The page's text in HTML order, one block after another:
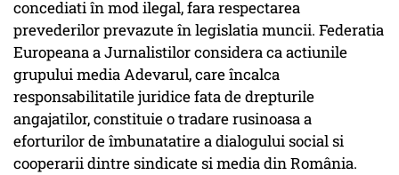
concediati în mod ilegal, fara respectarea
prevederilor prevazute în legislatia muncii. Federatia
Europeana a Jurnalistilor considera ca actiunile
grupului media Adevarul, care încalca
responsabilitatile juridice fata de drepturile
angajatilor, constituie o tradare rusinoasa a
eforturilor de îmbunatatire a dialogului social si
cooperarii dintre sindicate si media din România.